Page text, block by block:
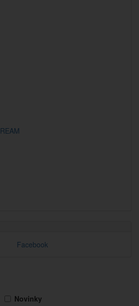
Novinky